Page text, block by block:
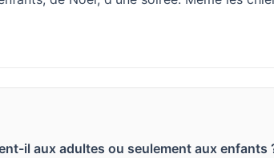
il aux adultes ou seulement aux enfants